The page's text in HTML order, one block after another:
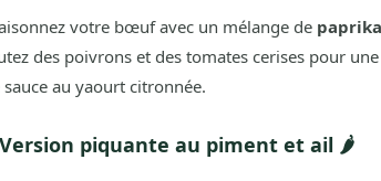
votre bœuf avec un mélange de
des poivrons et des tomates cerises pour
sauce au yaourt citronnée.
piquante au piment et ail 🌶️